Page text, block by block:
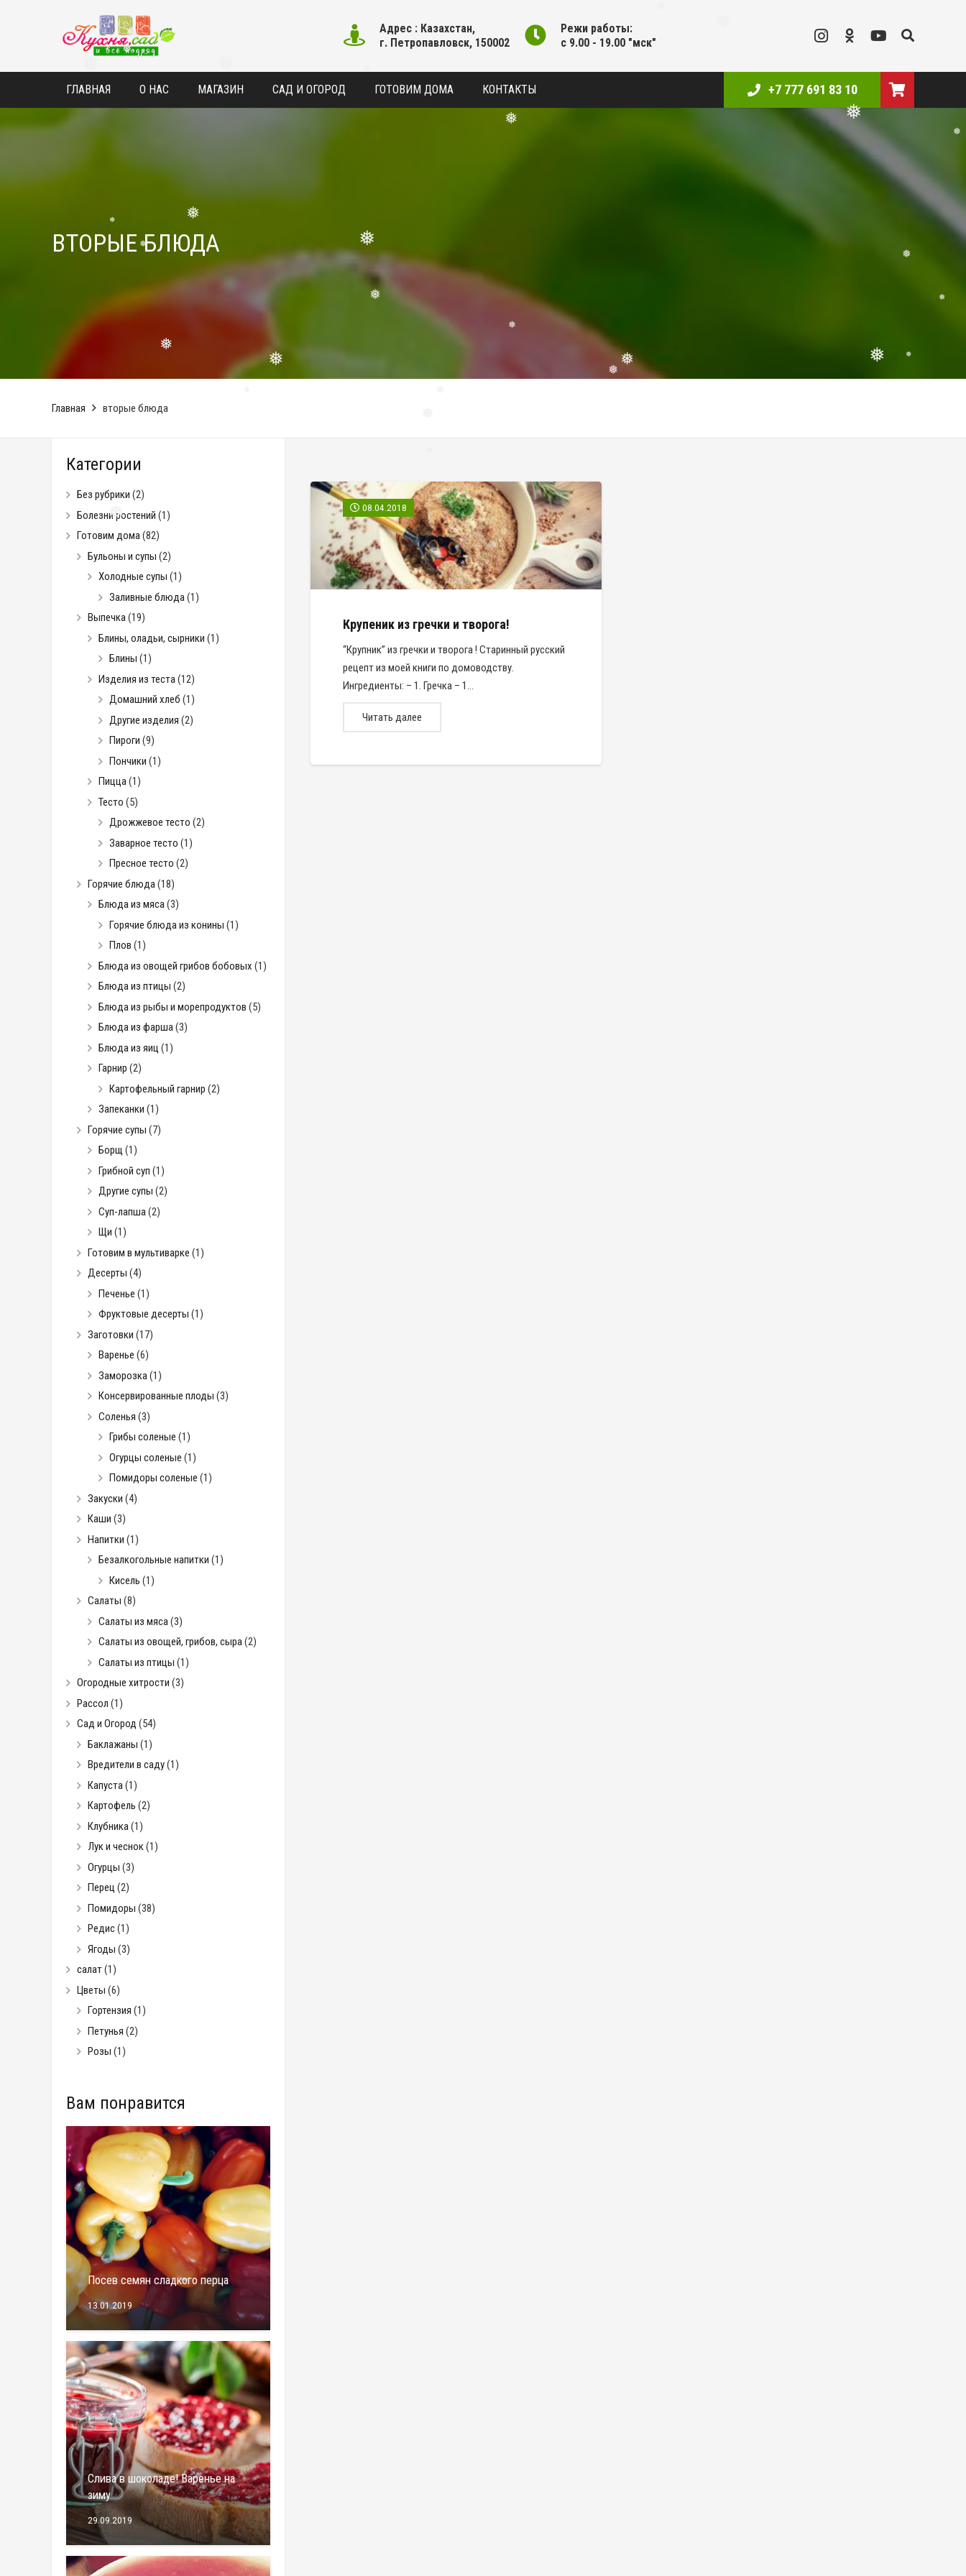
❅
❅
❅
❅
❅
❅
❅
❅
Адрес : Казахстан,
г. Петропавловск, 150002
Режи работы:
с 9.00 - 19.00 "мск"
ГЛАВНАЯ О НАС МАГАЗИН САД И ОГОРОД ГОТОВИМ ДОМА КОНТАКТЫ +7 777 691 83 10
ВТОРЫЕ БЛЮДА
Главная вторые блюда
08.04.2018
Крупеник из гречки и творога!
“Крупник” из гречки и творога ! Старинный русский
рецепт из моей книги по домоводству.
Ингредиенты: – 1. Гречка – 1…
Читать далее
Категории
Без рубрики (2)
Болезни ростений (1)
Готовим дома(82)
Бульоны и супы (2)
Холодные супы (1)
Заливные блюда (1)
Выпечка(19)
Блины, оладьи, сырники (1)
Блины (1)
Изделия из теста (12)
Домашний хлеб (1)
Другие изделия (2)
Пироги (9)
Пончики (1)
Пицца(1)
Тесто (5)
Дрожжевое тесто (2)
Заварное тесто (1)
Пресное тесто (2)
Горячие блюда (18)
Блюда из мяса(3)
Горячие блюда из конины (1)
Плов (1)
Блюда из овощей грибов бобовых (1)
Блюда из птицы (2)
Блюда из рыбы и морепродуктов (5)
Блюда из фарша(3)
Блюда из яиц (1)
Гарнир (2)
Картофельный гарнир (2)
Запеканки (1)
Горячие супы (7)
Борщ (1)
Грибной суп (1)
Другие супы (2)
Суп-лапша (2)
Щи (1)
Готовим в мультиварке (1)
Десерты (4)
Печенье (1)
Фруктовые десерты (1)
Заготовки (17)
Варенье (6)
Заморозка (1)
Консервированные плоды (3)
Соленья (3)
Грибы соленые (1)
Огурцы соленые (1)
Помидоры соленые (1)
Закуски (4)
Каши (3)
Напитки (1)
Безалкогольные напитки (1)
Кисель (1)
Салаты (8)
Салаты из мяса (3)
Салаты из овощей, грибов, сыра(2)
Салаты из птицы (1)
Огородные хитрости (3)
Рассол (1)
Сад и Огород (54)
Баклажаны (1)
Вредители в саду(1)
Капуста (1)
Картофель (2)
Клубника (1)
Лук и чеснок(1)
Огурцы (3)
Перец (2)
Помидоры (38)
Редис(1)
Ягоды (3)
салат(1)
Цветы (6)
Гортензия (1)
Петунья (2)
Розы (1)
Вам понравится
Посев семян сладкого перца
13.01.2019
Слива в шоколаде! Варенье на
зиму
29.09.2019